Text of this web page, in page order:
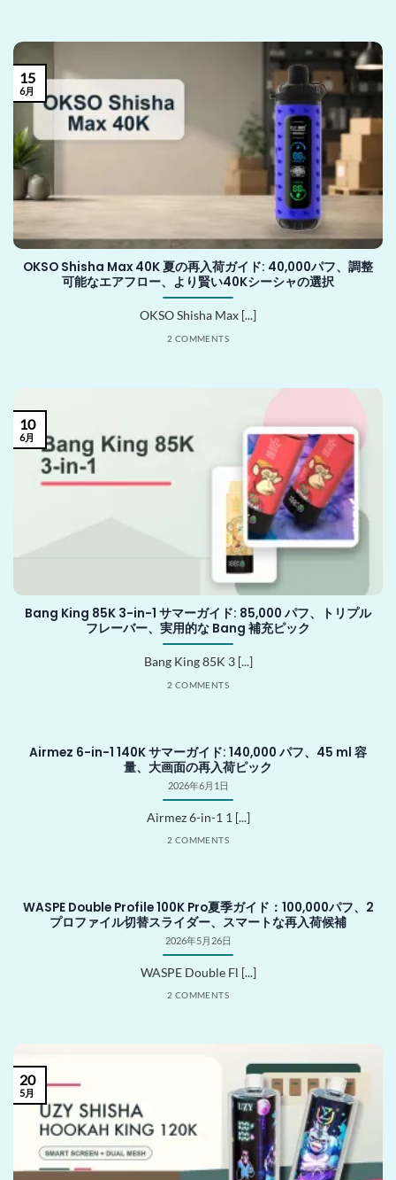
OKSO Shisha Max 40K 夏の再入荷ガイド: 40,000パフ、調整
可能なエアフロー、より賢い40Kシーシャの選択
OKSO Shisha Max [...]
2 COMMENTS
15
6月
Bang King 85K 3-in-1 サマーガイド: 85,000 パフ、トリプル
フレーバー、実用的な Bang 補充ピック
Bang King 85K 3 [...]
2 COMMENTS
10
6月
Airmez 6-in-1 140K サマーガイド: 140,000 パフ、45 ml 容
量、大画面の再入荷ピック
2026年6月1日
Airmez 6-in-1 1 [...]
2 COMMENTS
WASPE Double Profile 100K Pro夏季ガイド：100,000パフ、2
プロファイル切替スライダー、スマートな再入荷候補
2026年5月26日
WASPE Double Fl [...]
2 COMMENTS
20
5月